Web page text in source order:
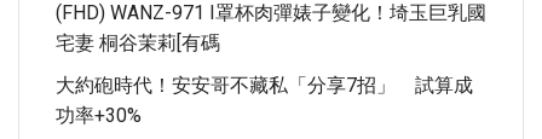
(FHD) WANZ-971 I罩杯肉彈婊子變化！埼玉巨乳國
宅妻 桐谷茉莉[有碼
大約砲時代！安安哥不藏私「分享7招」 試算成
功率+30%